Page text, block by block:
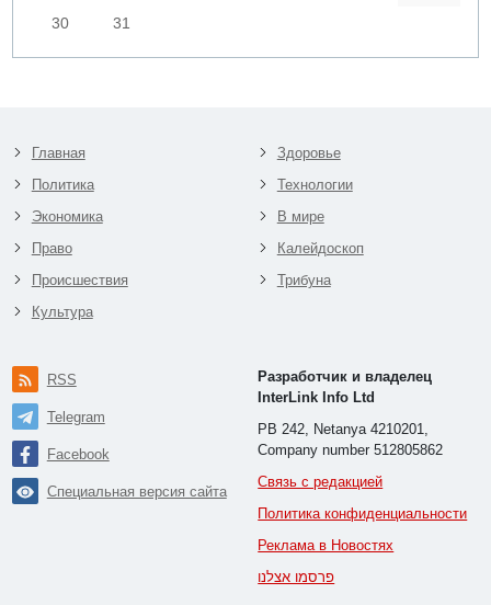
30
31
Главная
Политика
Экономика
Право
Происшествия
Культура
Здоровье
Технологии
В мире
Калейдоскоп
Трибуна
RSS
Telegram
Facebook
Специальная версия сайта
Разработчик и владелец
InterLink Info Ltd
PB 242, Netanya 4210201,
Company number 512805862
Связь с редакцией
Политика конфиденциальности
Реклама в Новостях
פרסמו אצלנו